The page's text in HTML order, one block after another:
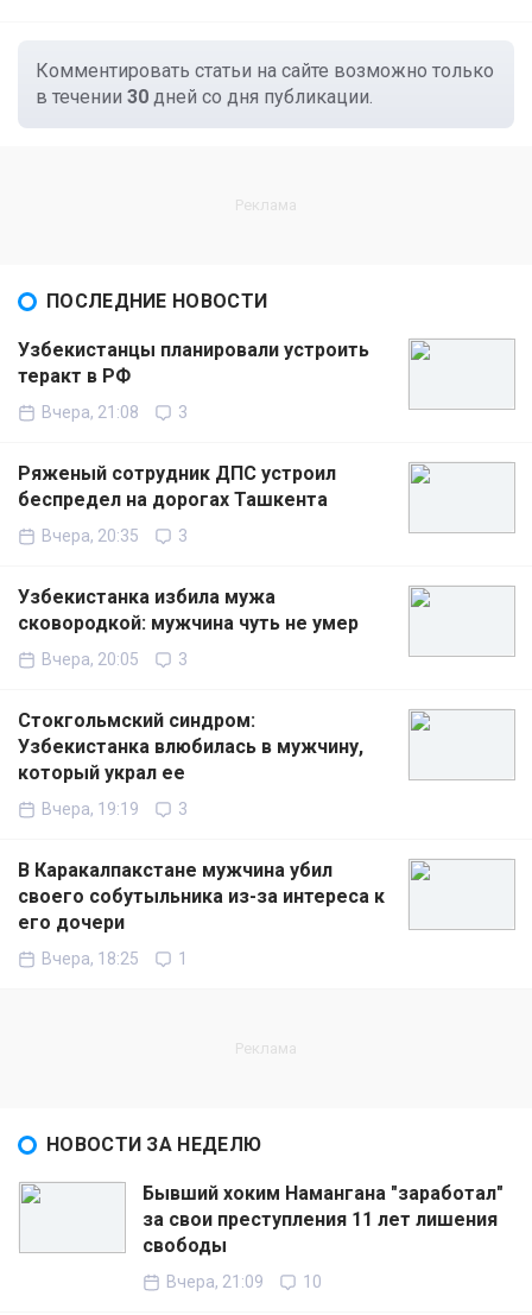
Комментировать статьи на сайте возможно только
в течении 30 дней со дня публикации.
ПОСЛЕДНИЕ НОВОСТИ
Узбекистанцы планировали устроить
теракт в РФ
Вчера, 21:08 3
Ряженый сотрудник ДПС устроил
беспредел на дорогах Ташкента
Вчера, 20:35 3
Узбекистанка избила мужа
сковородкой: мужчина чуть не умер
Вчера, 20:05 3
Стокгольмский синдром:
Узбекистанка влюбилась в мужчину,
который украл ее
Вчера, 19:19 3
В Каракалпакстане мужчина убил
своего собутыльника из-за интереса к
его дочери
Вчера, 18:25 1
НОВОСТИ ЗА НЕДЕЛЮ
Бывший хоким Намангана "заработал"
за свои преступления 11 лет лишения
свободы
Вчера, 21:09 10